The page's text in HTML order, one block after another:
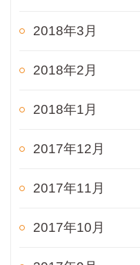
2018年3月
2018年2月
2018年1月
2017年12月
2017年11月
2017年10月